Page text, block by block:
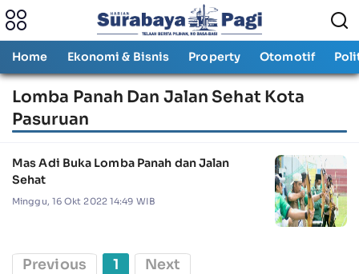
Home Ekonomi & Bisnis Property Otomotif
Lomba Panah Dan Jalan Sehat Kota
Pasuruan
Mas Adi Buka Lomba Panah dan Jalan
Sehat
Minggu, 16 Okt 2022 14:49 WIB
Previous 1 Next